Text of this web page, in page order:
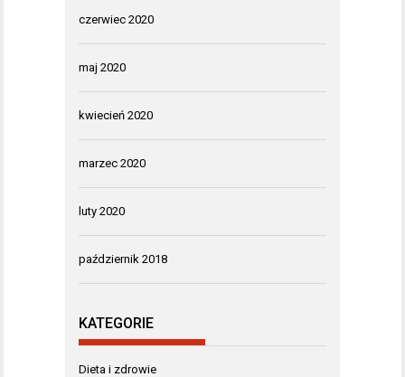
czerwiec 2020
maj 2020
kwiecień 2020
marzec 2020
luty 2020
październik 2018
KATEGORIE
Dieta i zdrowie